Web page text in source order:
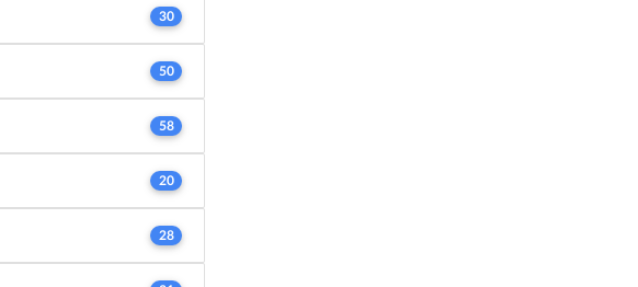
30
50
58
20
28